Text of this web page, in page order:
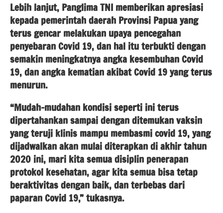
Lebih lanjut, Panglima TNI memberikan apresiasi
kepada pemerintah daerah Provinsi Papua yang
terus gencar melakukan upaya pencegahan
penyebaran Covid 19, dan hal itu terbukti dengan
semakin meningkatnya angka kesembuhan Covid
19, dan angka kematian akibat Covid 19 yang terus
menurun.
“Mudah-mudahan kondisi seperti ini terus
dipertahankan sampai dengan ditemukan vaksin
yang teruji klinis mampu membasmi covid 19, yang
dijadwalkan akan mulai diterapkan di akhir tahun
2020 ini, mari kita semua disiplin penerapan
protokol kesehatan, agar kita semua bisa tetap
beraktivitas dengan baik, dan terbebas dari
paparan Covid 19,” tukasnya.